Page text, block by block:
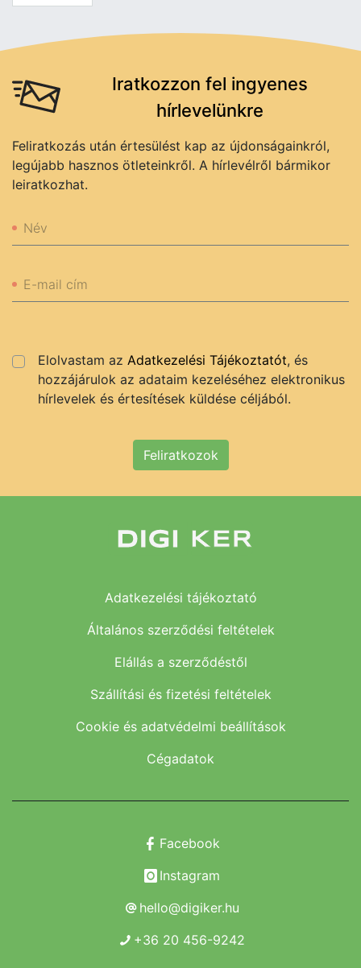
Iratkozzon fel ingyenes
hírlevelünkre
Feliratkozás után értesülést kap az újdonságainkról,
legújabb hasznos ötleteinkről. A hírlevélről bármikor
leiratkozhat.
Név
E-mail cím
Elolvastam az Adatkezelési Tájékoztatót, és
hozzájárulok az adataim kezeléséhez elektronikus
hírlevelek és értesítések küldése céljából.
Feliratkozok
Adatkezelési tájékoztató
Általános szerződési feltételek
Elállás a szerződéstől
Szállítási és fizetési feltételek
Cookie és adatvédelmi beállítások
Cégadatok
Facebook
Instagram
hello@digiker.hu
+36 20 456-9242